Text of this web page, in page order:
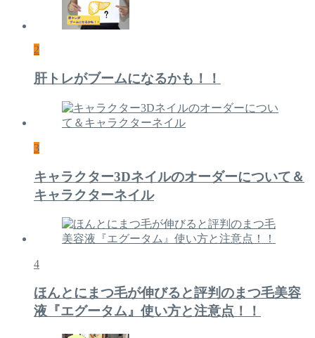
2
肝トレがブームになるかも！！
3
キャラクター3Dネイルのオーダーについて＆
キャラクターネイル
4
ほんとにまつ毛が伸びると評判のまつ毛美容
液『エグータム』使い方と注意点！！